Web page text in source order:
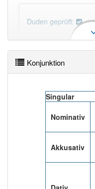
Duden geprüft:
PowerIndex:3
Häufigkeit: 4 von 10
anderen Artikeldas:
Konjunktion
Singular
Nominativ
Akkusativ